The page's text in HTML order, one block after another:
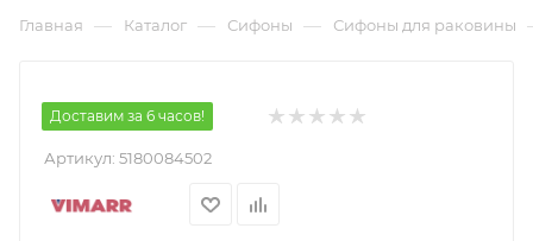
Главная — Каталог — Сифоны — Сифоны для раковины
Доставим за 6 часов!
Артикул: 5180084502